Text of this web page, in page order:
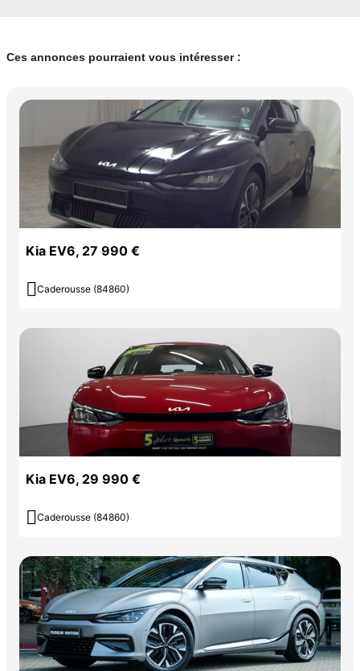
Ces annonces pourraient vous intéresser :
Kia EV6, 27 990 €
 Caderousse (84860)
Kia EV6, 29 990 €
 Caderousse (84860)